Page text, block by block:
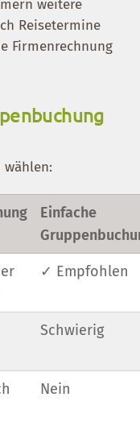
weitere
Reisetermine
Firmenrechnung
Einfache
✓ Empfohlen
Schwierig
Nein